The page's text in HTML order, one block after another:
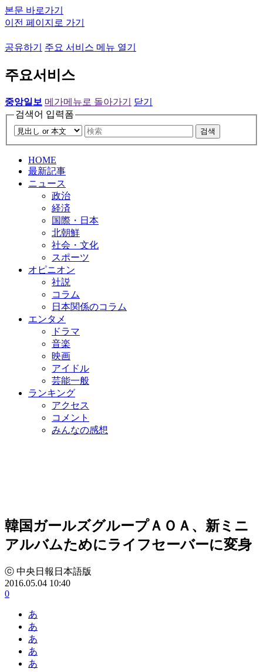
본문 바로가기
이전 페이지로 가기
공유하기 주요 서비스 메뉴 열기
주요서비스
중앙일보 메가메뉴로 돌아가기
닫기
검색어 입력폼
검색
HOME
最新記事
ニュース
政治
経済
国際・日本
北朝鮮
社会・文化
スポーツ
オピニオン
社説
コラム
日本関係のコラム
エンタメ
ドラマ
音楽
映画
アイドル
芸能一般
ランキング
アクセス
コメント
みんなの感想
韓国ガールズグループＡＯＡ、新ミニ
アルバムためにライフセーバーに変身
ⓒ 中央日報日本語版
2016.05.04 10:40
0
あ
あ
あ
あ
あ